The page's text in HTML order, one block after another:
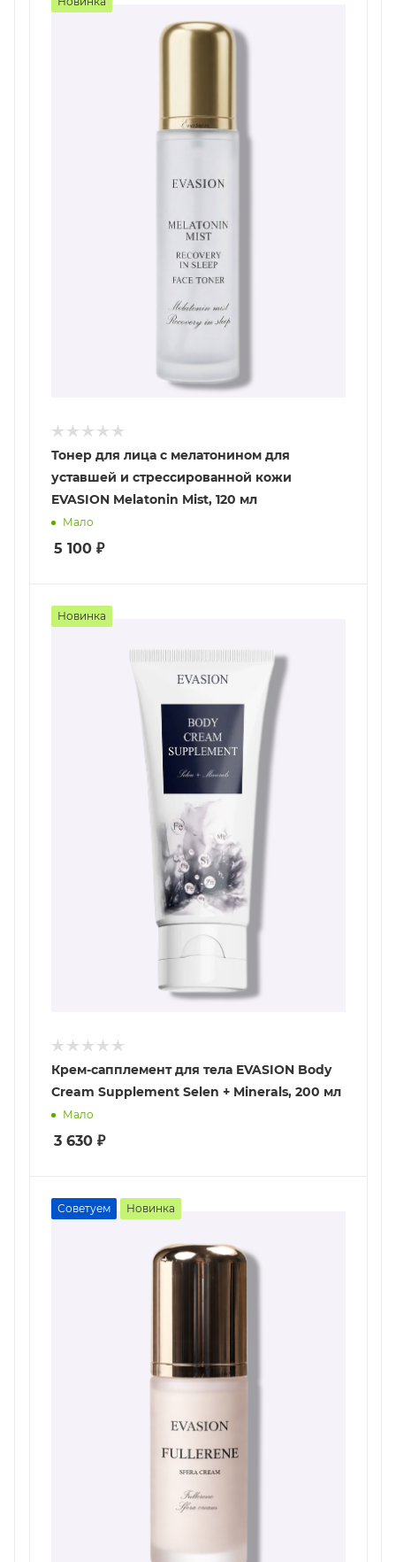
Тонер для лица с мелатонином для
уставшей и стрессированной кожи
EVASION Melatonin Mist, 120 мл
Мало
5 100 ₽
Новинка
Крем-сапплемент для тела EVASION Body
Cream Supplement Selen + Minerals, 200 мл
Мало
3 630 ₽
Советуем Новинка